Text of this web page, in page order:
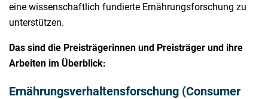
eine wissenschaftlich fundierte Ernährungsforschung zu
unterstützen.
Das sind die Preisträgerinnen und Preisträger und ihre
Arbeiten im Überblick:
Ernährungsverhaltensforschung (Consumer